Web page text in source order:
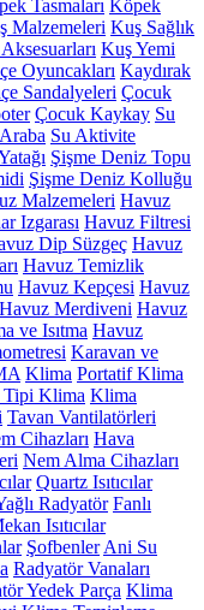
Tasmaları Köpek
Malzemeleri Kuş Sağlık
Kuş Yemi
Oyuncakları Kaydırak
Sandalyeleri Çocuk
Çocuk Kaykay Su
Su Aktivite
Şişme Deniz Topu
Şişme Deniz Kolluğu
Malzemeleri Havuz
Izgarası Havuz Filtresi
Dip Süzgeç Havuz
Havuz Temizlik
Havuz Kepçesi Havuz
Havuz Merdiveni Havuz
ve Isıtma Havuz
Karavan ve
Klima Portatif Klima
Tipi Klima Klima
Tavan Vantilatörleri
Cihazları Hava
Nem Alma Cihazları
Quartz Isıtıcılar
Radyatör Fanlı
Isıtıcılar
Şofbenler Ani Su
Radyatör Vanaları
Yedek Parça Klima